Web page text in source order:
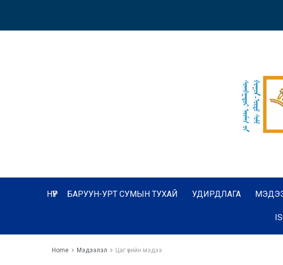
НҮҮР БАРУУН-УРТ СУМЫН ТУХАЙ УДИРДЛАГА
Home Мэдээлэл Цаг үеийн мэдээ